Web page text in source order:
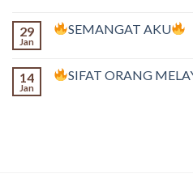
29
Jan
SEMANGAT AKU
14
Jan
SIFAT ORANG